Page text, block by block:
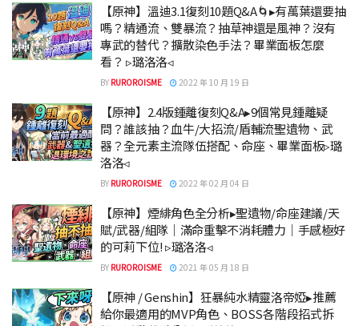
【原神】溫迪3.1復刻10題Q&A🌀▸有萬葉還要抽
嗎？精通流、雙暴流？抽草神還是風神？沒有
專武的替代？擴散染色手法？畢業面板怎麼
看？ ▹璐洛洛◃
BY RUROROISME 2022 年 10 月 19 日
【原神】2.4版鍾離復刻Q&A▸9個常見鍾離疑
問？誰該抽？血牛/大招流/盾輔流聖遺物、武
器？全元素主流隊伍搭配、命座、畢業面板▹璐
洛洛◃
BY RUROROISME 2022 年 02 月 04 日
【原神】煙緋角色全分析▸聖遺物/命座建議/天
賦/武器/組隊｜滿命重擊不消耗體力｜手感極好
的可莉下位! ▹璐洛洛◃
BY RUROROISME 2021 年 05 月 18 日
【原神 / Genshin】狂暴純水精靈洛帝婭▸推薦
給你最適用的MVP角色、BOSS各階段招式拆